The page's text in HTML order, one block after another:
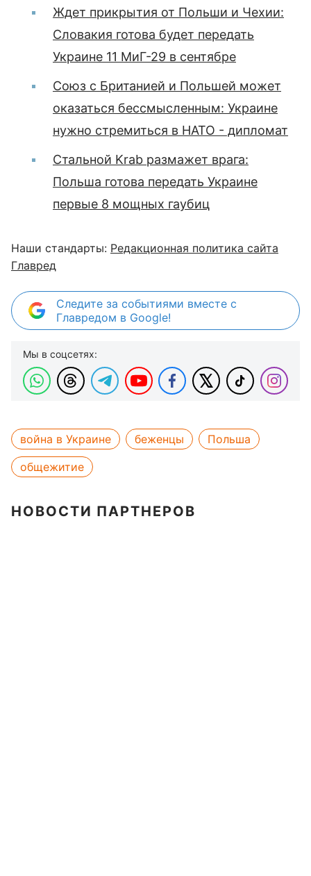
Ждет прикрытия от Польши и Чехии:
Словакия готова будет передать
Украине 11 МиГ-29 в сентябре
Союз с Британией и Польшей может
оказаться бессмысленным: Украине
нужно стремиться в НАТО - дипломат
Стальной Krab размажет врага:
Польша готова передать Украине
первые 8 мощных гаубиц
Наши стандарты: Редакционная политика сайта
Главред
Следите за событиями вместе с
Главредом в Google!
Мы в соцсетях:
война в Украине беженцы
Польша
общежитие
НОВОСТИ ПАРТНЕРОВ